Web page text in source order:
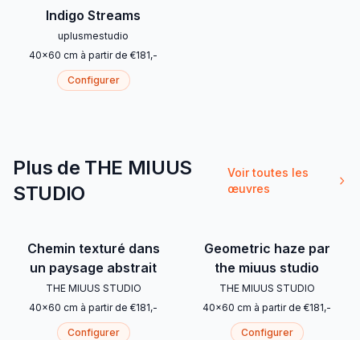
Indigo Streams
uplusmestudio
40x60 cm à partir de €181,-
Configurer
Plus de THE MIUUS
STUDIO
Voir toutes les
œuvres
Chemin texturé dans
un paysage abstrait
THE MIUUS STUDIO
40x60 cm à partir de €181,-
Configurer
Geometric haze par
the miuus studio
THE MIUUS STUDIO
40x60 cm à partir de €181,-
Configurer